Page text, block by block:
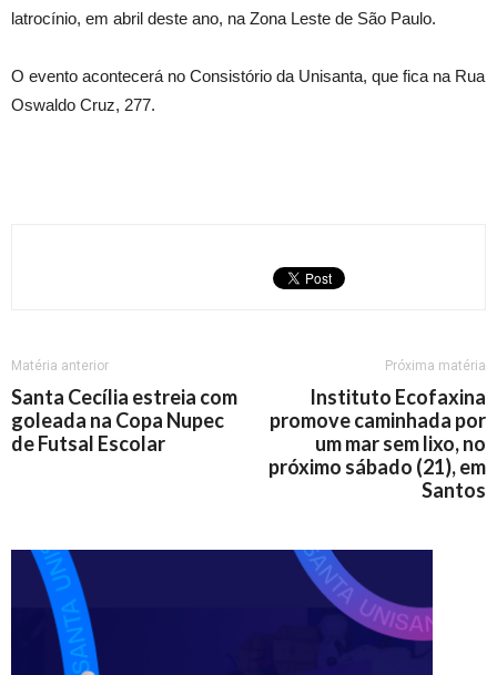
latrocínio, em abril deste ano, na Zona Leste de São Paulo.
O evento acontecerá no Consistório da Unisanta, que fica na Rua
Oswaldo Cruz, 277.
Matéria anterior
Santa Cecília estreia com
goleada na Copa Nupec
de Futsal Escolar
Próxima matéria
Instituto Ecofaxina
promove caminhada por
um mar sem lixo, no
próximo sábado (21), em
Santos